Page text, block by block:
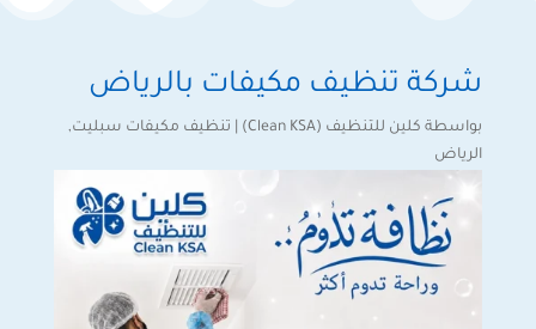
شركة تنظيف مكيفات بالرياض
بواسطة كلين للتنظيف (Clean KSA) تنظيف مكيفات سبليت,
الرياض